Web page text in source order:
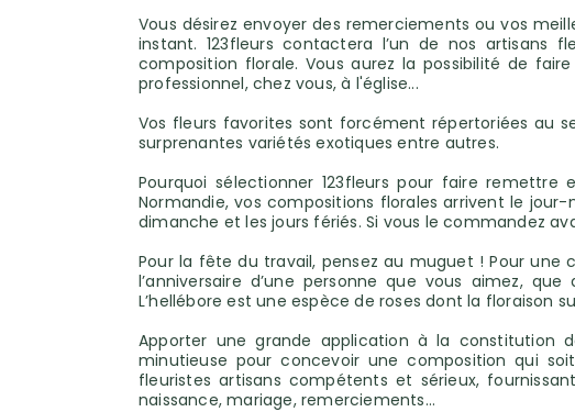
Vous désirez envoyer des remerciements ou vos
instant. 123fleurs contactera l’un de nos artisans
composition florale. Vous aurez la possibilité de
professionnel, chez vous, à l'église...
Vos fleurs favorites sont forcément répertoriées au
surprenantes variétés exotiques entre autres.
Pourquoi sélectionner 123fleurs pour faire
Normandie, vos compositions florales arrivent le
dimanche et les jours fériés. Si vous le commandez
Pour la fête du travail, pensez au muguet ! Pour
l’anniversaire d’une personne que vous aimez,
L’hellébore est une espèce de roses dont la floraison
Apporter une grande application à la constitution
minutieuse pour concevoir une composition qui
fleuristes artisans compétents et sérieux,
naissance, mariage, remerciements…